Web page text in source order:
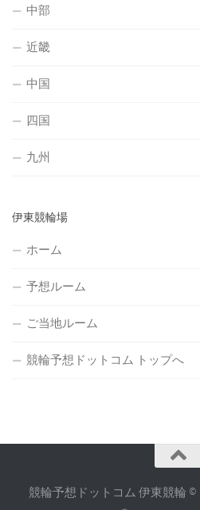
中部
近畿
中国
四国
九州
伊東競輪場
ホーム
予想ルーム
ご当地ルーム
競輪予想ドットコム トップへ
競輪予想ドットコム 伊東競輪 ©